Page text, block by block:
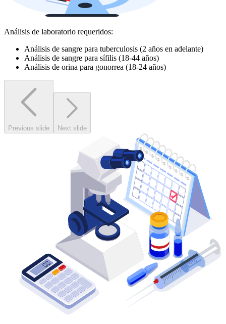
Análisis de laboratorio requeridos:
Análisis de sangre para tuberculosis (2 años en adelante)
Análisis de sangre para sífilis (18-44 años)
Análisis de orina para gonorrea (18-24 años)
Previous slide Next slide